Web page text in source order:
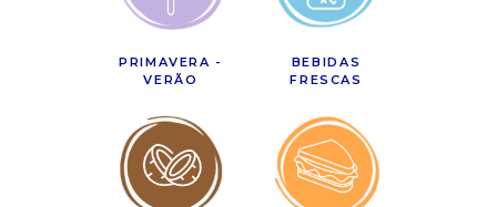
PRIMAVERA -
VERÃO
BEBIDAS
FRESCAS